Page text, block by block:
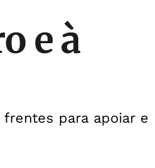
e à
para apoiar e